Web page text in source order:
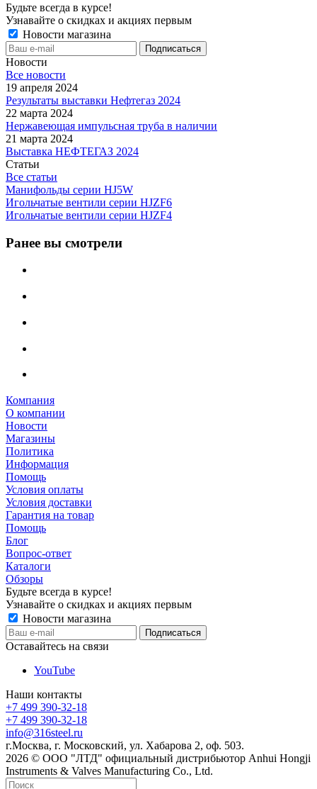
Будьте всегда в курсе!
Узнавайте о скидках и акциях первым
Новости магазина
Новости
Все новости
19 апреля 2024
Результаты выставки Нефтегаз 2024
22 марта 2024
Нержавеющая импульсная труба в наличии
21 марта 2024
Выставка НЕФТЕГАЗ 2024
Статьи
Все статьи
Манифольды серии HJ5W
Игольчатые вентили серии HJZF6
Игольчатые вентили серии HJZF4
Ранее вы смотрели
Компания
О компании
Новости
Магазины
Политика
Информация
Помощь
Условия оплаты
Условия доставки
Гарантия на товар
Помощь
Блог
Вопрос-ответ
Каталоги
Обзоры
Будьте всегда в курсе!
Узнавайте о скидках и акциях первым
Новости магазина
Оставайтесь на связи
YouTube
Наши контакты
+7 499 390-32-18
+7 499 390-32-18
info@316steel.ru
г.Москва, г. Московский, ул. Хабарова 2, оф. 503.
2026 © ООО "ЛТД" официальный дистрибьютор Anhui Hongji
Instruments & Valves Manufacturing Co., Ltd.